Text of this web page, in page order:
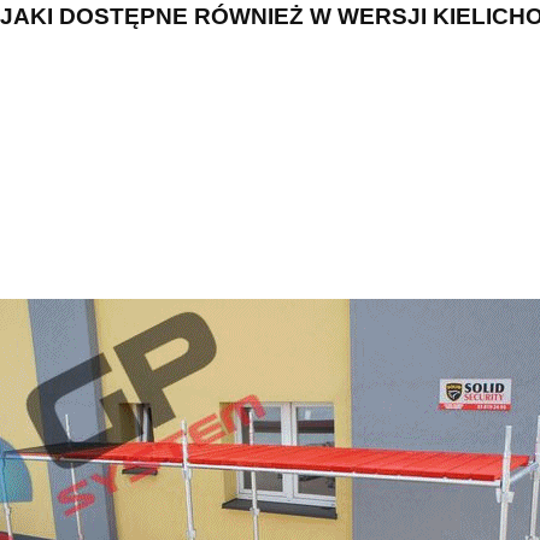
DOSTĘPNE RÓWNIEŻ W WERSJI